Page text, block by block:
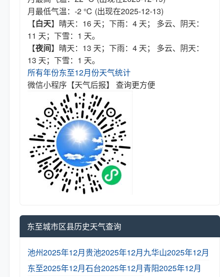
月最低气温：-2 ℃ (出现在2025-12-13)
【白天】晴天：16 天；下雨：4 天； 多云、阴天：
11 天；下雪：1 天。
【夜间】晴天：13 天；下雨：4 天； 多云、阴天：
13 天；下雪：1 天。
所有年份东至12月份天气统计
微信小程序【天气后报】 查询更方便
东至城市区县历史天气查询
池州2025年12月贵池2025年12月九华山2025年12月
东至2025年12月石台2025年12月青阳2025年12月